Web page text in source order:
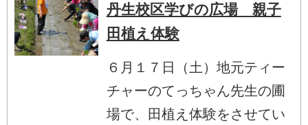
丹生校区学びの広場 親子
田植え体験
６月１７日（土）地元ティー
チャーのてっちゃん先生の圃
場で、田植え体験をさせてい